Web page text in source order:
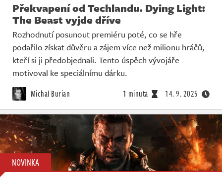
Překvapení od Techlandu. Dying Light:
The Beast vyjde dříve
Rozhodnutí posunout premiéru poté, co se hře
podařilo získat důvěru a zájem více než milionu hráčů,
kteří si ji předobjednali. Tento úspěch vývojáře
motivoval ke speciálnímu dárku.
Michal Burian 1 minuta 14. 9. 2025
NOVINKA